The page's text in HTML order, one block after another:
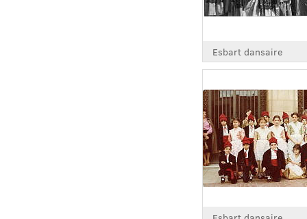
Esbart dansaire